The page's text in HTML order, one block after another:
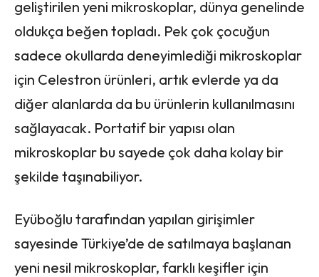
geliştirilen yeni mikroskoplar, dünya genelinde
oldukça beğen topladı. Pek çok çocuğun
sadece okullarda deneyimlediği mikroskoplar
için Celestron ürünleri, artık evlerde ya da
diğer alanlarda da bu ürünlerin kullanılmasını
sağlayacak. Portatif bir yapısı olan
mikroskoplar bu sayede çok daha kolay bir
şekilde taşınabiliyor.
Eyüboğlu tarafından yapılan girişimler
sayesinde Türkiye’de de satılmaya başlanan
yeni nesil mikroskoplar, farklı keşifler için